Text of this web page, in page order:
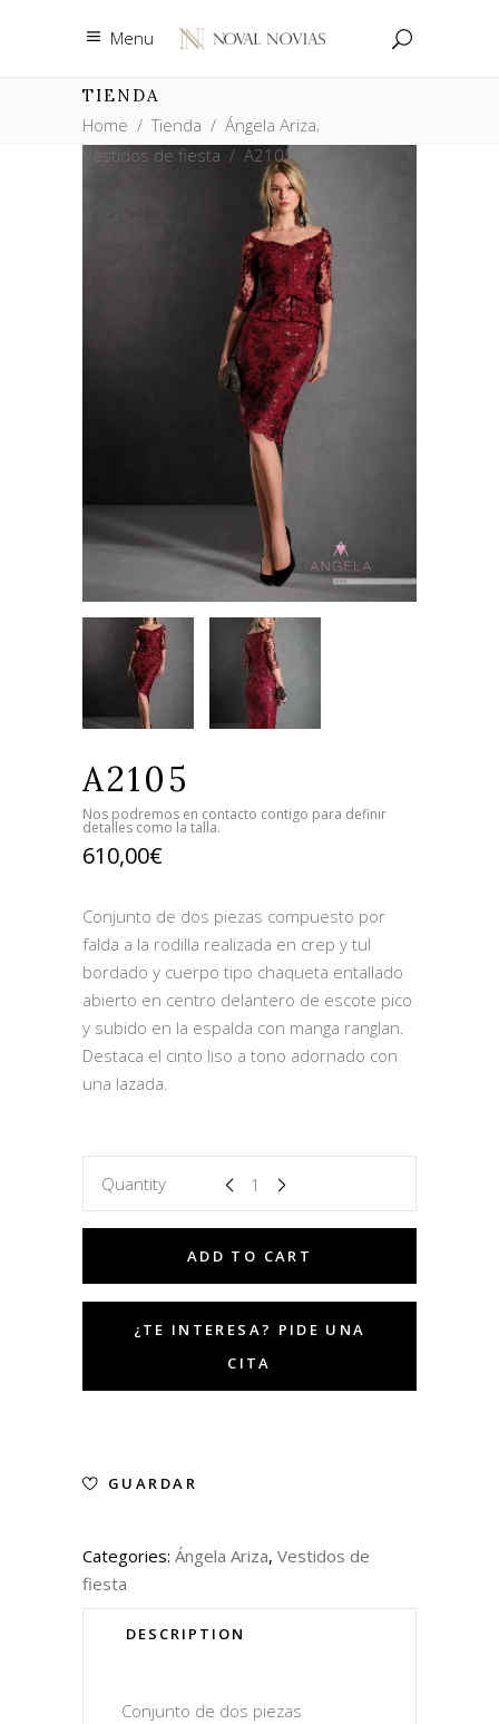
Menu
TIENDA
Home /Tienda / Ángela Ariza,
Vestidos de fiesta / A2105
A2105
Nos podremos en contacto contigo para definir
detalles como la talla.
610,00€
Conjunto de dos piezas compuesto por
falda a la rodilla realizada en crep y tul
bordado y cuerpo tipo chaqueta entallado
abierto en centro delantero de escote pico
y subido en la espalda con manga ranglan.
Destaca el cinto liso a tono adornado con
una lazada.
Quantity
ADD TO CART
GUARDAR
Categories: Ángela Ariza, Vestidos de
fiesta
DESCRIPTION
Conjunto de dos piezas